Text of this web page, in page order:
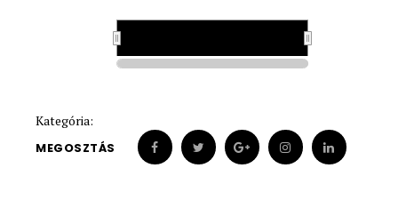
Kategória:
MEGOSZTÁS